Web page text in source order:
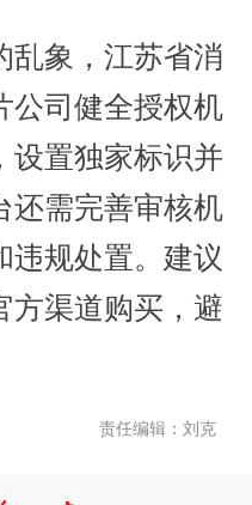
象，江苏省消
公司健全授权机
设置独家标识并
还需完善审核机
违规处置。建议
方渠道购买，避
责任编辑：刘克